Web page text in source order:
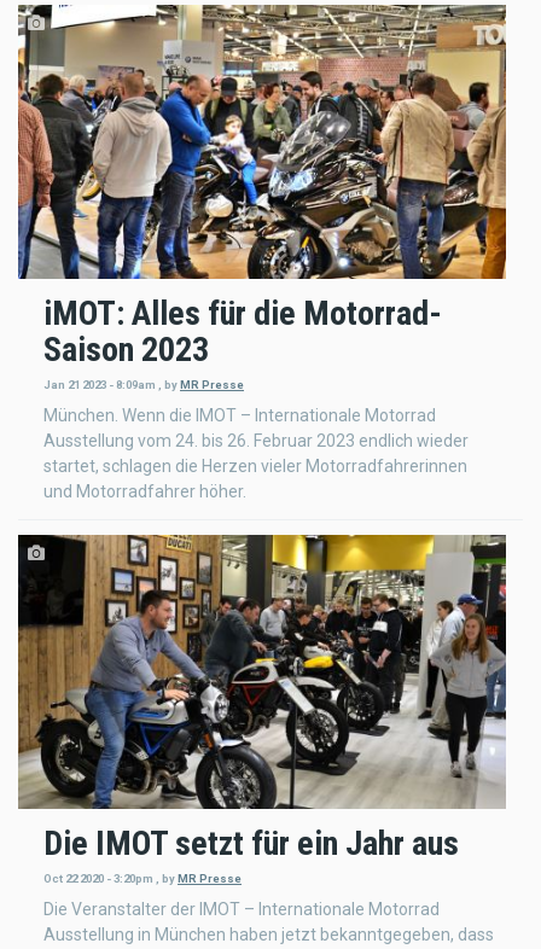
iMOT: Alles für die Motorrad-
Saison 2023
Jan 21 2023 - 8:09am , byMR Presse
München. Wenn die IMOT – Internationale Motorrad
Ausstellung vom 24. bis 26. Februar 2023 endlich wieder
startet, schlagen die Herzen vieler Motorradfahrerinnen
und Motorradfahrer höher.
Die IMOT setzt für ein Jahr aus
Oct 22 2020 - 3:20pm , by MR Presse
Die Veranstalter der IMOT – Internationale Motorrad
Ausstellung in München haben jetzt bekanntgegeben, dass